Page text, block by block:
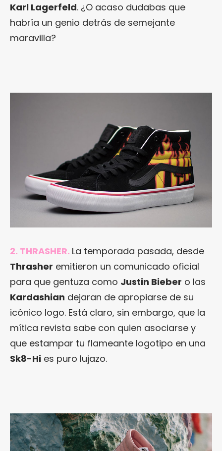
Karl Lagerfeld. ¿O acaso dudabas que
habría un genio detrás de semejante
maravilla?
2. THRASHER. La temporada pasada, desde
Thrasher emitieron un comunicado oficial
para que gentuza como Justin Bieber o las
Kardashian dejaran de apropiarse de su
icónico logo. Está claro, sin embargo, que la
mítica revista sabe con quien asociarse y
que estampar tu flameante logotipo en una
Sk8-Hi es puro lujazo.